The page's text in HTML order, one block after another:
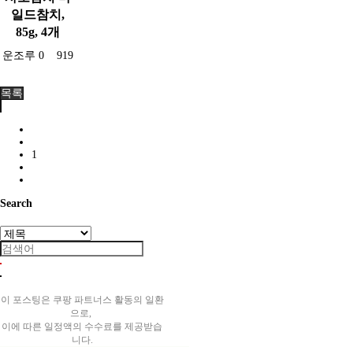
일드참치,
85g, 4개
운조루 0 919
목록
1
Search
이 포스팅은 쿠팡 파트너스 활동의 일환
으로,
이에 따른 일정액의 수수료를 제공받습
니다.